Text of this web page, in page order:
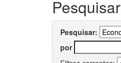
Pesquisar
Pesquisar:
por